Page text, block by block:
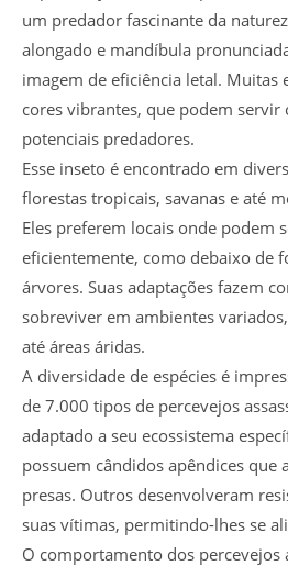
um predador fascinante da
alongado e mandíbula
imagem de eficiência letal. Muitas
cores vibrantes, que podem servir
potenciais predadores.
Esse inseto é encontrado em
florestas tropicais, savanas e até
Eles preferem locais onde podem
eficientemente, como debaixo de
árvores. Suas adaptações fazem
sobreviver em ambientes
até áreas áridas.
A diversidade de espécies é
de 7.000 tipos de percevejos
adaptado a seu ecossistema
possuem cândidos apêndices que
presas. Outros desenvolveram
suas vítimas, permitindo-lhes se
O comportamento dos percevejos